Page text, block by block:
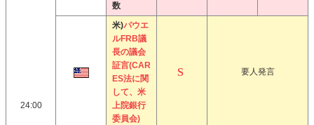
24:00
数
米)パウエ
ルFRB議
長の議会
証言(CAR
ES法に関
して、米
上院銀行
委員会)
要人発言